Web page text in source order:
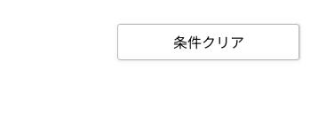
条件クリア